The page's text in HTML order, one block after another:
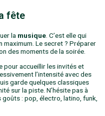
fête
la musique . C’est elle qui
maximum. Le secret ? Préparer
des moments de la soirée.
pour accueillir les invités et
l’intensité avec des
garde quelques classiques
sur la piste. N’hésite pas à
: pop, électro, latino, funk,